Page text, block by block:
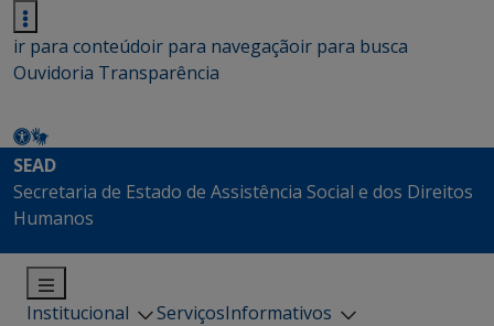
ir para conteúdoir para navegaçãoir para busca
Ouvidoria Transparência
SEAD
Secretaria de Estado de Assistência Social e dos Direitos
Humanos
Institucional ServiçosInformativos